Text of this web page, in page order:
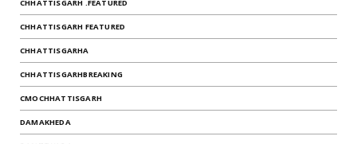
CHHATTISGARH .FEATURED
CHHATTISGARH FEATURED
CHHATTISGARHA
CHHATTISGARHBREAKING
CMOCHHATTISGARH
DAMAKHEDA